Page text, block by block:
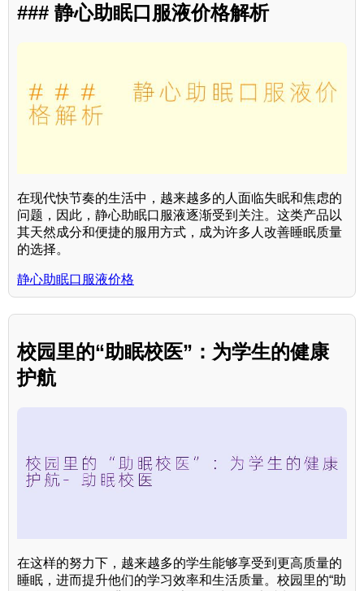
### 静心助眠口服液价格解析
在现代快节奏的生活中，越来越多的人面临失眠和焦虑的
问题，因此，静心助眠口服液逐渐受到关注。这类产品以
其天然成分和便捷的服用方式，成为许多人改善睡眠质量
的选择。
静心助眠口服液价格
校园里的“助眠校医”：为学生的健康
护航
在这样的努力下，越来越多的学生能够享受到更高质量的
睡眠，进而提升他们的学习效率和生活质量。校园里的“助